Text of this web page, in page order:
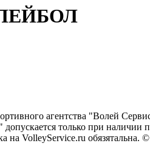
агентства "Волей
только при
на VolleyService.ru